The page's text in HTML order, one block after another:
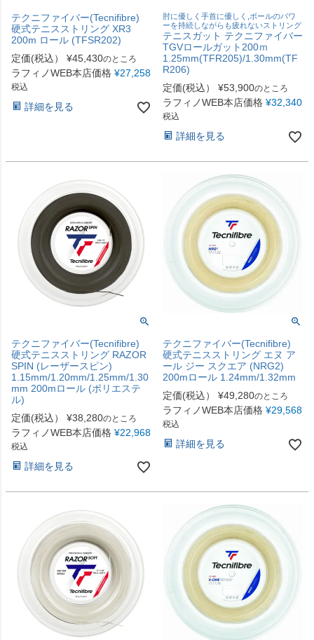
テクニファイバー(Tecnifibre)
硬式テニスストリング XR3
200m ロール (TFSR202)
定価(税込）
¥45,430のところ
ラフィノWEB本店価格 ¥27,258
税込
詳細を見る
肘に優しく手首に優しく,ボールのパワ
ーを持続しながらも疲れないストリング
テニスガット テクニファイバー
TGVロールガット200ｍ
1.25mm(TFR205)/1.30mm(TF
R206)
定価(税込）
¥53,900のところ
ラフィノWEB本店価格 ¥32,340
税込
詳細を見る
テクニファイバー(Tecnifibre)
硬式テニスストリング RAZOR
SPIN (レーザースピン)
1.15mm/1.20mm/1.25mm/1.30
mm 200mロール (ポリエステ
ル)
定価(税込）
¥38,280のところ
ラフィノWEB本店価格 ¥22,968
税込
詳細を見る
テクニファイバー(Tecnifibre)
硬式テニスストリング エヌ ア
ール ジー スクエア (NRG2)
200mロール 1.24mm/1.32mm
定価(税込）
¥49,280のところ
ラフィノWEB本店価格 ¥29,568
税込
詳細を見る